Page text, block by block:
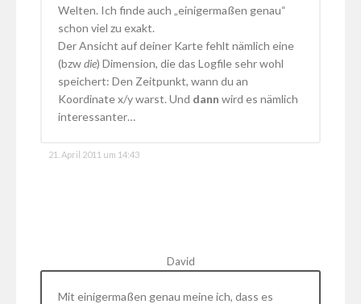
Welten. Ich finde auch „einigermaßen genau“
schon viel zu exakt.
Der Ansicht auf deiner Karte fehlt nämlich eine
(bzwdie) Dimension, die das Logfile sehr wohl
speichert: Den Zeitpunkt, wann du an
Koordinate x/y warst. Und dann wird es nämlich
interessanter…
21. April 2011 um 14:43
David
Mit einigermaßen genau meine ich, dass es